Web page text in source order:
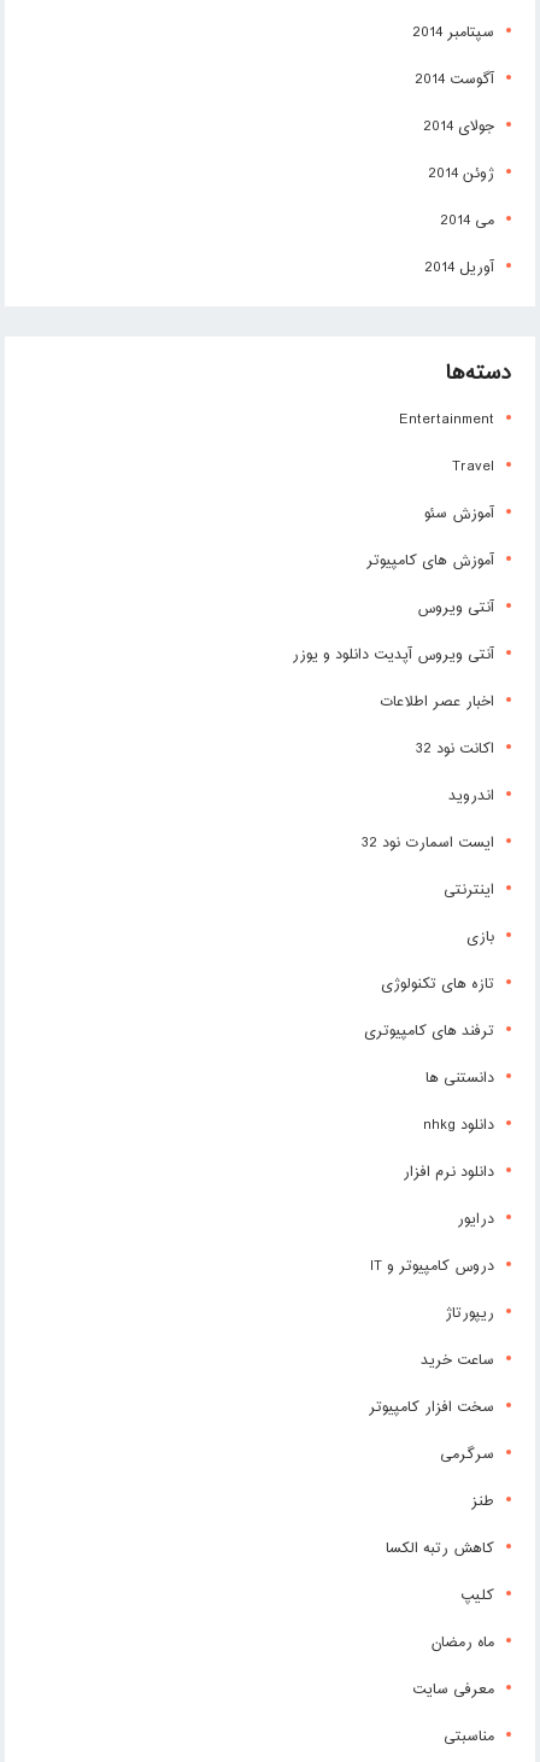
سپتامبر 2014
آگوست 2014
جولای 2014
ژوئن 2014
می 2014
آوریل 2014
دسته‌ها
Entertainment
Travel
آموزش سئو
آموزش های کامپیوتر
آنتی ویروس
آنتی ویروس آپدیت دانلود و یوزر
اخبار عصر اطلاعات
اکانت نود 32
اندروید
ایست اسمارت نود 32
اینترنتی
بازی
تازه های تکنولوژی
ترفند های کامپیوتری
دانستنی ها
دانلود nhkg
دانلود نرم افزار
درایور
دروس کامپیوتر و IT
ریپورتاژ
ساعت خرید
سخت افزار کامپیوتر
سرگرمی
طنز
کاهش رتبه الکسا
کلیپ
ماه رمضان
معرفی سایت
مناسبتی